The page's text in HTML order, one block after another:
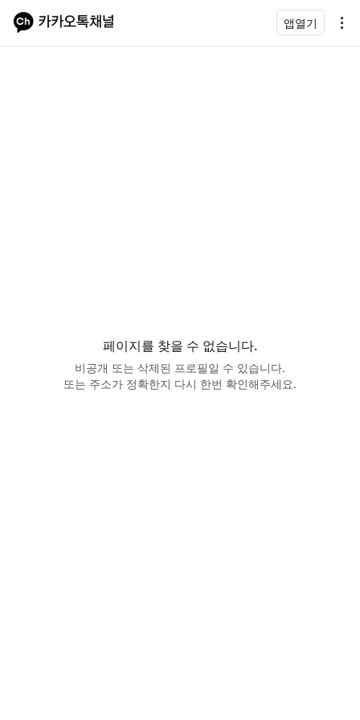
앱열기
페이지를 찾을 수 없습니다.
비공개 또는 삭제된 프로필일 수 있습니다.
또는 주소가 정확한지 다시 한번 확인해주세요.